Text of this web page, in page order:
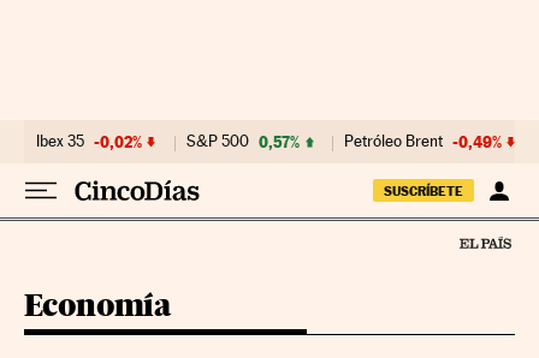
Ibex 35 -0,02% S&P 500 0,57% Petróleo Brent -0,49%
SUSCRÍBETE
Economía